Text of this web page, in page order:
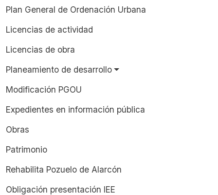
Plan General de Ordenación Urbana
Licencias de actividad
Licencias de obra
Planeamiento de desarrollo
Modificación PGOU
Expedientes en información pública
Obras
Patrimonio
Rehabilita Pozuelo de Alarcón
Obligación presentación IEE